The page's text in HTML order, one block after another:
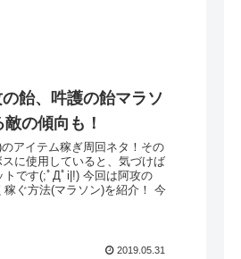
の飴、吽護の飴マラソ
の傾向も！
アイテム稼ぎ周回ネタ！その
に使用していると、気づけば
トです(;ﾟДﾟi|!) 今回は阿攻の
ぐ方法(マラソン)を紹介！ 今
2019.05.31